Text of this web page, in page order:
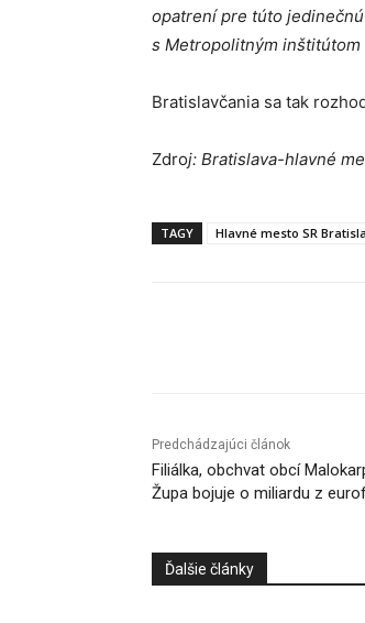
opatrení pre túto
s Metropolitným inštitútom
Bratislavčania sa tak
Zdroj: Bratislava-hlavné
TAGY Hlavné mesto SR
Predchádzajúci článok
Filiálka, obchvat obcí
Župa bojuje o miliardu z
Ďalšie články